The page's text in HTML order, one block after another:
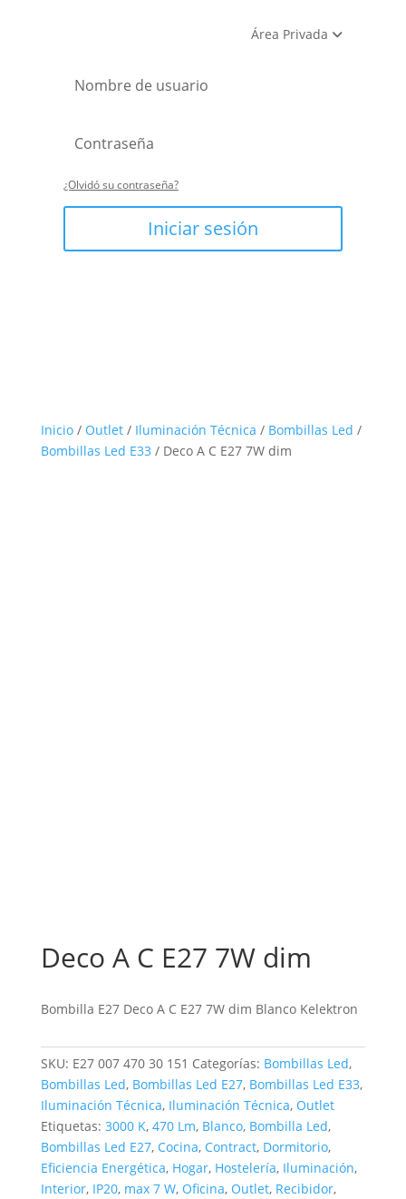
Área Privada
¿Olvidó su contraseña?
Iniciar sesión
Inicio/ Outlet/ Iluminación Técnica / Bombillas Led /
Bombillas Led E33/ Deco A C E27 7W dim
Deco A C E27 7W dim
Bombilla E27 Deco A C E27 7W dim Blanco Kelektron
SKU: E27 007 470 30 151 Categorías: Bombillas Led,
Bombillas Led, Bombillas Led E27, Bombillas Led E33,
Iluminación Técnica, Iluminación Técnica, Outlet
Etiquetas: 3000 K, 470 Lm, Blanco, Bombilla Led,
Bombillas Led E27, Cocina, Contract, Dormitorio,
Eficiencia Energética, Hogar, Hostelería, Iluminación,
Interior, IP20, max 7 W, Oficina, Outlet, Recibidor,